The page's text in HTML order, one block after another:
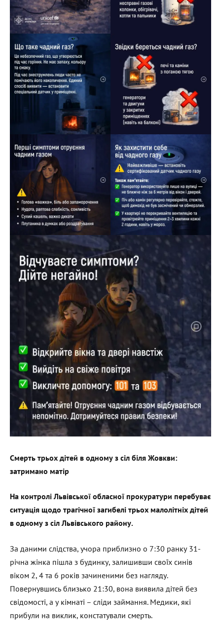
Смерть трьох дітей в одному з сіл біля Жовкви:
затримано матір
На контролі Львівської обласної прокуратури перебуває
ситуація щодо трагічної загибелі трьох малолітніх дітей
в одному з сіл Львівського району.
За даними слідства, учора приблизно о 7:30 ранку 31-
річна жінка пішла з будинку, залишивши своїх синів
віком 2, 4 та 6 років зачиненими без нагляду.
Повернувшись близько 21:30, вона виявила дітей без
свідомості, а у кімнаті – сліди займання. Медики, які
прибули на виклик, констатували смерть.